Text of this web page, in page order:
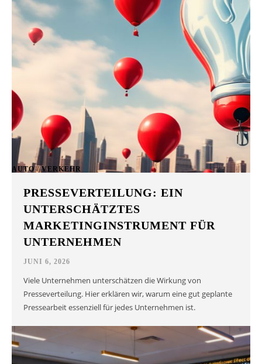
AUTO / VERKEHR
PRESSEVERTEILUNG: EIN
UNTERSCHÄTZTES
MARKETINGINSTRUMENT FÜR
UNTERNEHMEN
JUNI 6, 2026
Viele Unternehmen unterschätzen die Wirkung von
Presseverteilung. Hier erklären wir, warum eine gut geplante
Pressearbeit essenziell für jedes Unternehmen ist.